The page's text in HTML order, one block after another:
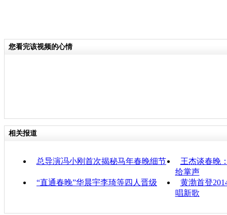
您看完该视频的心情
相关报道
总导演冯小刚首次揭秘马年春晚细节
王杰谈春晚
给掌声
“直通春晚”华晨宇李琦等四人晋级
黄渤首登
唱新歌